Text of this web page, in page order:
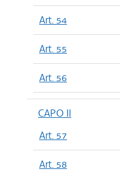
Art. 54
Art. 55
Art. 56
CAPO II
Art. 57
Art. 58